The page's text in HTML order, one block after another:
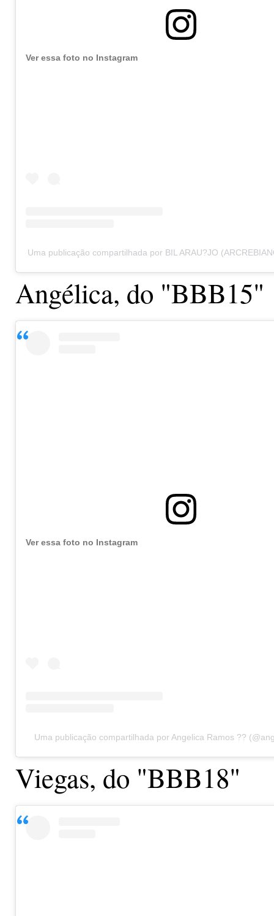
Ver essa foto no Instagram
Uma publicação compartilhada por BIL ARAU?JO
Angélica, do "BBB15"
Ver essa foto no Instagram
Uma publicação compartilhada por Angelica Ramos ??
Viegas, do "BBB18"